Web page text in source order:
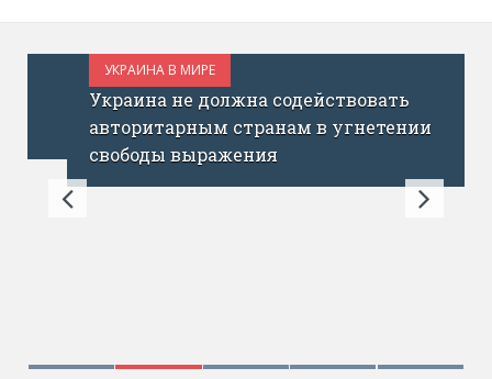
УКРАИНА В МИРЕ
ОКТЯБРЬ 18, 2017
Украина не должна содействовать
авторитарным странам в угнетении
свободы выражения